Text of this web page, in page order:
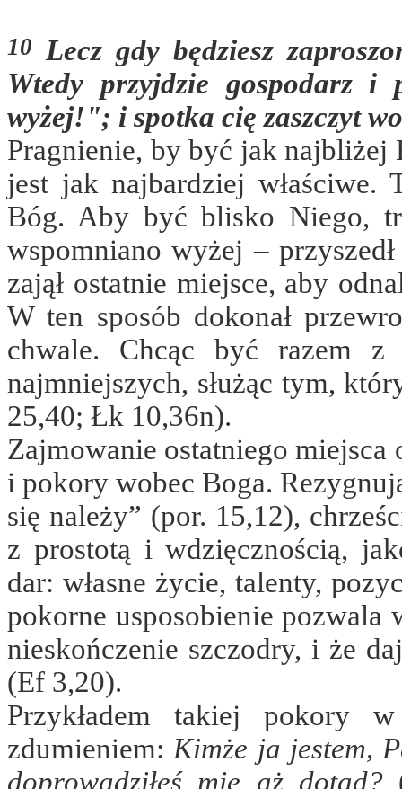
10 Lecz gdy będziesz
Wtedy przyjdzie gospodarz
wyżej!"; i spotka cię zaszczyt
Pragnienie, by być jak
jest jak najbardziej właściwe.
Bóg. Aby być blisko Niego,
wspomniano wyżej –
zajął ostatnie miejsce, aby
W ten sposób dokonał
chwale. Chcąc być razem
najmniejszych, służąc tym,
25,40; Łk 10,36n).
Zajmowanie ostatniego miejsca
i pokory wobec Boga.
się należy” (por. 15,12),
z prostotą i wdzięcznością,
dar: własne życie, talenty,
pokorne usposobienie pozwala
nieskończenie szczodry, i że
(Ef 3,20).
Przykładem takiej pokory
zdumieniem: Kimże ja jestem,
doprowadziłeś mię aż dotąd?